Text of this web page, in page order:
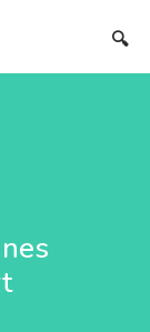
🔍